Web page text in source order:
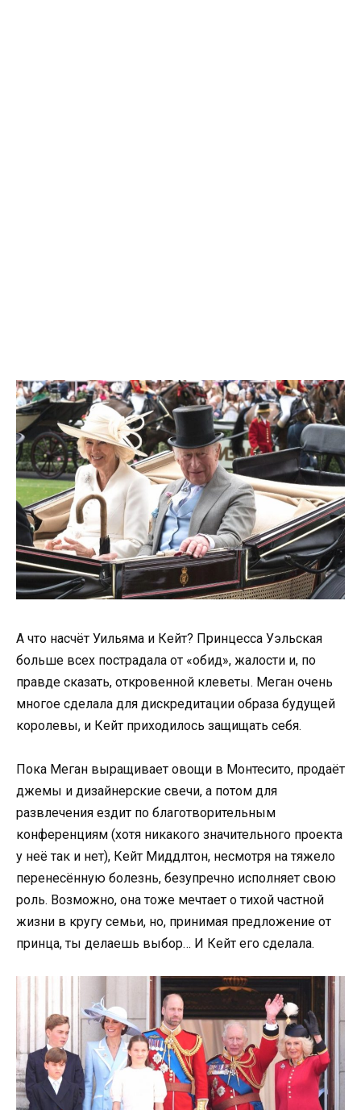
А что насчёт Уильяма и Кейт? Принцесса Уэльская
больше всех пострадала от «обид», жалости и, по
правде сказать, откровенной клеветы. Меган очень
многое сделала для дискредитации образа будущей
королевы, и Кейт приходилось защищать себя.
Пока Меган выращивает овощи в Монтесито, продаёт
джемы и дизайнерские свечи, а потом для
развлечения ездит по благотворительным
конференциям (хотя никакого значительного проекта
у неё так и нет), Кейт Миддлтон, несмотря на тяжело
перенесённую болезнь, безупречно исполняет свою
роль. Возможно, она тоже мечтает о тихой частной
жизни в кругу семьи, но, принимая предложение от
принца, ты делаешь выбор… И Кейт его сделала.